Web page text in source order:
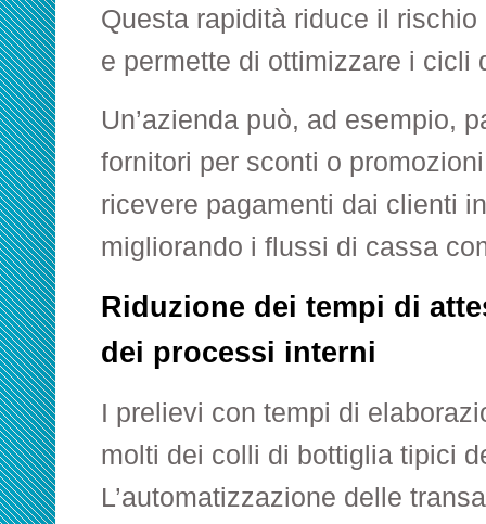
Questa rapidità riduce il
e permette di ottimizzare i cicli
Un’azienda può, ad esempio,
fornitori per sconti o
ricevere pagamenti dai clienti
migliorando i flussi di cassa
Riduzione dei tempi di
dei processi interni
I prelievi con tempi di
molti dei colli di bottiglia tipici
L’automatizzazione delle